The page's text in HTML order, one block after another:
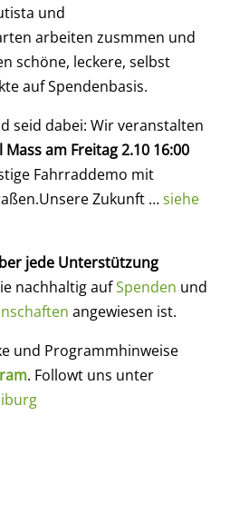
und
arbeiten zusmmen und
schöne, leckere, selbst
auf Spendenbasis.
seid dabei: Wir veranstalten
Mass am Freitag 2.10 16:00
Fahrraddemo mit
Zukunft …siehe
jede Unterstützung
nachhaltig aufSpenden und
angewiesen ist.
und Programmhinweise
. Followt uns unter